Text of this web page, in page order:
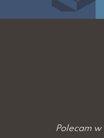
Polecam w